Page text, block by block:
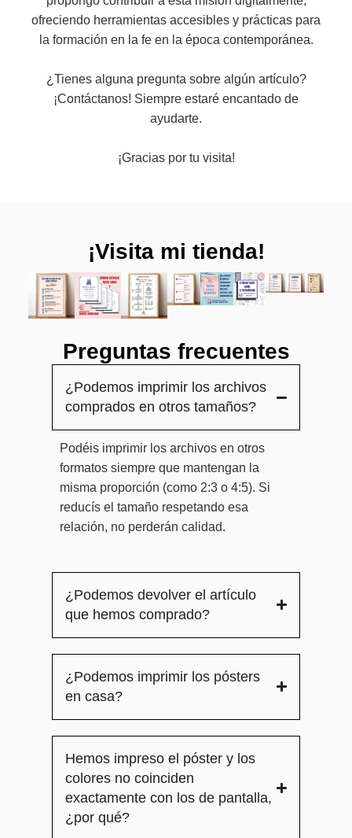
ofreciendo herramientas accesibles y prácticas para
la formación en la fe en la época contemporánea.
¿Tienes alguna pregunta sobre algún artículo?
¡Contáctanos! Siempre estaré encantado de
ayudarte.
¡Gracias por tu visita!
¡Visita mi tienda!
Preguntas frecuentes
¿Podemos imprimir los archivos
comprados en otros tamaños?
Podéis imprimir los archivos en otros
formatos siempre que mantengan la
misma proporción (como 2:3 o 4:5). Si
reducís el tamaño respetando esa
relación, no perderán calidad.
¿Podemos devolver el artículo
que hemos comprado?
¿Podemos imprimir los pósters
en casa?
Hemos impreso el póster y los
colores no coinciden
exactamente con los de pantalla,
¿por qué?